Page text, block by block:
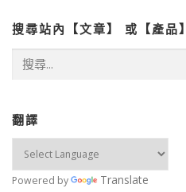
搜尋站內【文章】 或【產品】
字:
翻譯
Powered by Translate